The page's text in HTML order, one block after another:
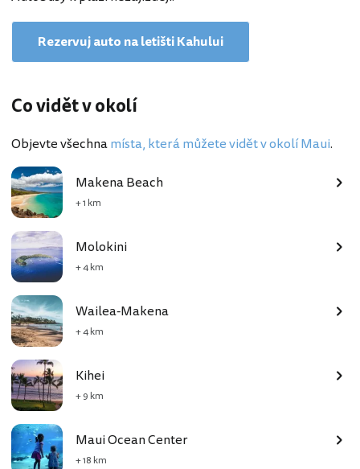
Rezervuj auto na letišti Kahului
Co vidět v okolí
Objevte všechnamísta, která můžete vidět v okolí Maui.
Makena Beach
+ 1 km
Molokini
+ 4 km
Wailea-Makena
+ 4 km
Kihei
+ 9 km
Maui Ocean Center
+ 18 km